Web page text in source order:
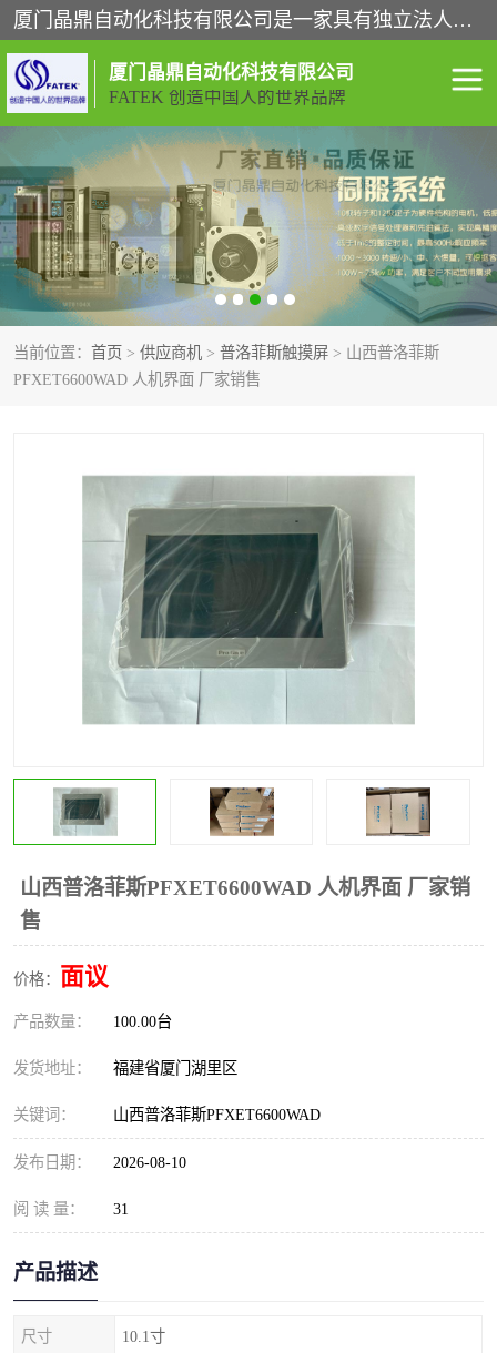
厦门晶鼎自动化科技有限公司是一家具有独立法人资格的高新技术企业；代理销售的产品有台湾威纶触摸屏，魏德米勒全系列，永宏触摸屏,威纶触摸屏,台湾威纶weinview触摸屏,台湾永宏PLC，FATEK,永宏伺服,图儿克总线，施耐德，欧姆龙，西门子，富士变频，K&N蓝系列， BUSSMANN，松下变频器，丹佛斯变频器等。
厦门晶鼎自动化科技有限公司
FATEK 创造中国人的世界品牌
当前位置： 首页 > 供应商机 > 普洛菲斯触摸屏 > 山西普洛菲斯
PFXET6600WAD 人机界面 厂家销售
山西普洛菲斯PFXET6600WAD 人机界面 厂家销
售
价格： 面议
产品数量： 100.00台
发货地址： 福建省厦门湖里区
关键词： 山西普洛菲斯PFXET6600WAD
发布日期： 2026-08-10
阅 读 量： 31
产品描述
尺寸 10.1寸
闽台永宏PLC WEINVIEW闽台威纶触摸
屏
正弦变频器正弦伺服 魏德米勒接线端子
ABB电流开关 魏德米勒电源
丹佛斯变频器 MOXA通讯模块
其他
安士能开关
普洛菲斯触摸屏
魏德米勒继电器 施迈赛限位开关